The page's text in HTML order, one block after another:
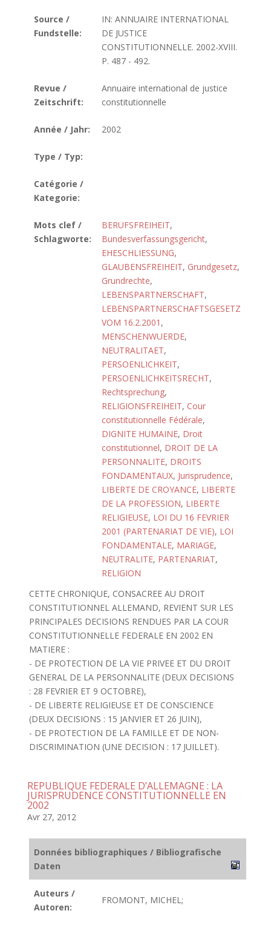
Source /
Fundstelle:
IN: ANNUAIRE INTERNATIONAL
DE JUSTICE
CONSTITUTIONNELLE. 2002-XVIII.
P. 487 - 492.
Revue /
Zeitschrift:
Annuaire international de justice
constitutionnelle
Année / Jahr: 2002
Type / Typ:
Catégorie /
Kategorie:
Mots clef /
Schlagworte:
BERUFSFREIHEIT,
Bundesverfassungsgericht,
EHESCHLIESSUNG,
GLAUBENSFREIHEIT, Grundgesetz,
Grundrechte,
LEBENSPARTNERSCHAFT,
LEBENSPARTNERSCHAFTSGESETZ
VOM 16.2.2001 ,
MENSCHENWUERDE,
NEUTRALITAET,
PERSOENLICHKEIT,
PERSOENLICHKEITSRECHT,
Rechtsprechung,
RELIGIONSFREIHEIT, Cour
constitutionnelle Fédérale,
DIGNITE HUMAINE, Droit
constitutionnel, DROIT DE LA
PERSONNALITE, DROITS
FONDAMENTAUX, Jurisprudence,
LIBERTE DE CROYANCE, LIBERTE
DE LA PROFESSION, LIBERTE
RELIGIEUSE, LOI DU 16 FEVRIER
2001 (PARTENARIAT DE VIE), LOI
FONDAMENTALE, MARIAGE,
NEUTRALITE, PARTENARIAT,
RELIGION
CETTE CHRONIQUE, CONSACREE AU DROIT
CONSTITUTIONNEL ALLEMAND, REVIENT SUR LES
PRINCIPALES DECISIONS RENDUES PAR LA COUR
CONSTITUTIONNELLE FEDERALE EN 2002 EN
MATIERE :
- DE PROTECTION DE LA VIE PRIVEE ET DU DROIT
GENERAL DE LA PERSONNALITE (DEUX DECISIONS
: 28 FEVRIER ET 9 OCTOBRE),
- DE LIBERTE RELIGIEUSE ET DE CONSCIENCE
(DEUX DECISIONS : 15 JANVIER ET 26 JUIN),
- DE PROTECTION DE LA FAMILLE ET DE NON-
DISCRIMINATION (UNE DECISION : 17 JUILLET).
REPUBLIQUE FEDERALE D’ALLEMAGNE : LA
JURISPRUDENCE CONSTITUTIONNELLE EN
2002
Avr 27, 2012
Données bibliographiques / Bibliografische
Daten
Auteurs /
Autoren:
FROMONT, MICHEL;